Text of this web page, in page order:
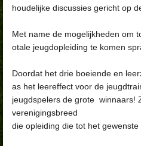
houdelijke discussies gericht op
Met name de mogelijkheden om
otale jeugdopleiding te komen
Doordat het drie boeiende en
as het leereffect voor de
jeugdspelers de grote winnaars!
verenigingsbreed
die opleiding die tot het